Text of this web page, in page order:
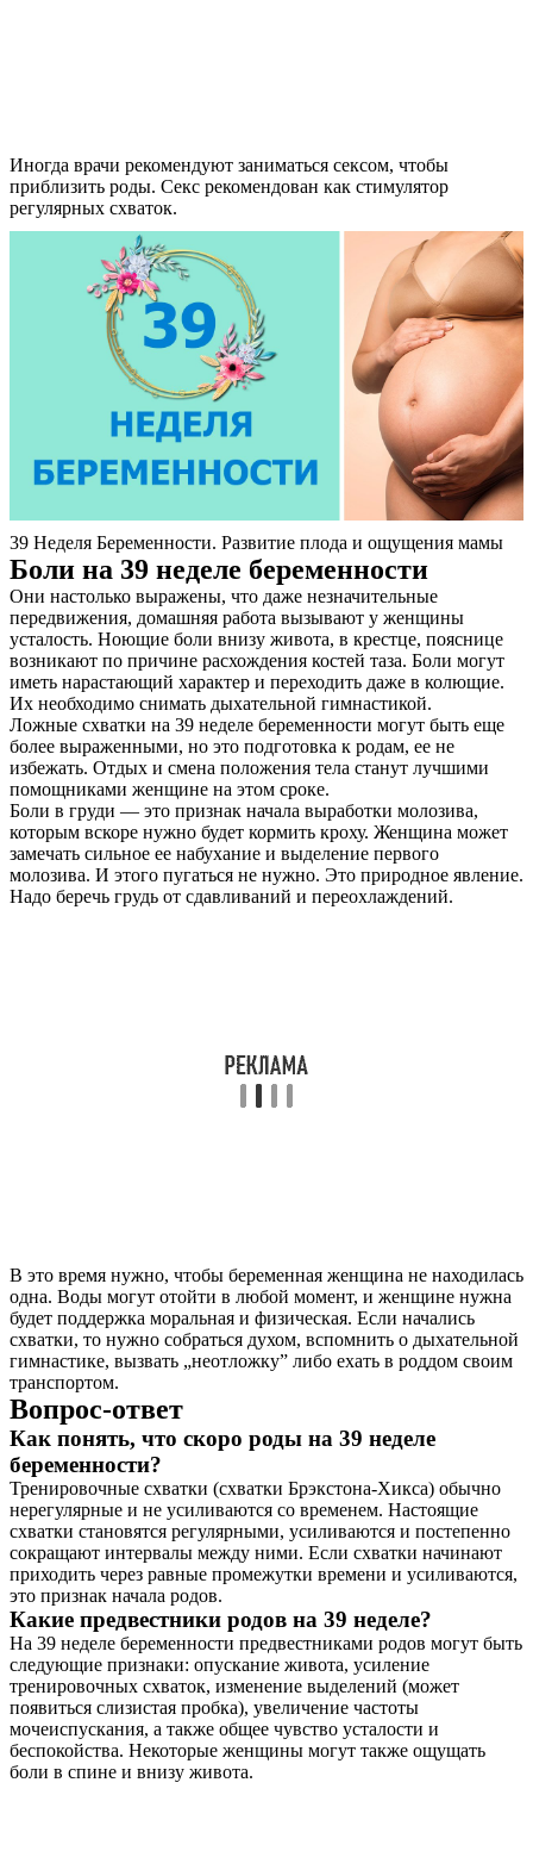
Иногда врачи рекомендуют заниматься сексом, чтобы
приблизить роды. Секс рекомендован как стимулятор
регулярных схваток.
39 Неделя Беременности. Развитие плода и ощущения мамы
Боли на 39 неделе беременности
Они настолько выражены, что даже незначительные
передвижения, домашняя работа вызывают у женщины
усталость. Ноющие боли внизу живота, в крестце, пояснице
возникают по причине расхождения костей таза. Боли могут
иметь нарастающий характер и переходить даже в колющие.
Их необходимо снимать дыхательной гимнастикой.
Ложные схватки на 39 неделе беременности могут быть еще
более выраженными, но это подготовка к родам, ее не
избежать. Отдых и смена положения тела станут лучшими
помощниками женщине на этом сроке.
Боли в груди — это признак начала выработки молозива,
которым вскоре нужно будет кормить кроху. Женщина может
замечать сильное ее набухание и выделение первого
молозива. И этого пугаться не нужно. Это природное явление.
Надо беречь грудь от сдавливаний и переохлаждений.
В это время нужно, чтобы беременная женщина не находилась
одна. Воды могут отойти в любой момент, и женщине нужна
будет поддержка моральная и физическая. Если начались
схватки, то нужно собраться духом, вспомнить о дыхательной
гимнастике, вызвать „неотложку” либо ехать в роддом своим
транспортом.
Вопрос-ответ
Как понять, что скоро роды на 39 неделе
беременности?
Тренировочные схватки (схватки Брэкстона-Хикса) обычно
нерегулярные и не усиливаются со временем. Настоящие
схватки становятся регулярными, усиливаются и постепенно
сокращают интервалы между ними. Если схватки начинают
приходить через равные промежутки времени и усиливаются,
это признак начала родов.
Какие предвестники родов на 39 неделе?
На 39 неделе беременности предвестниками родов могут быть
следующие признаки: опускание живота, усиление
тренировочных схваток, изменение выделений (может
появиться слизистая пробка), увеличение частоты
мочеиспускания, а также общее чувство усталости и
беспокойства. Некоторые женщины могут также ощущать
боли в спине и внизу живота.